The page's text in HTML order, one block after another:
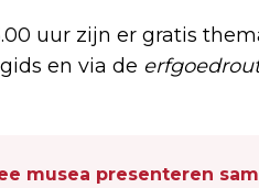
uur zijn er gratis
en via de
musea presenteren